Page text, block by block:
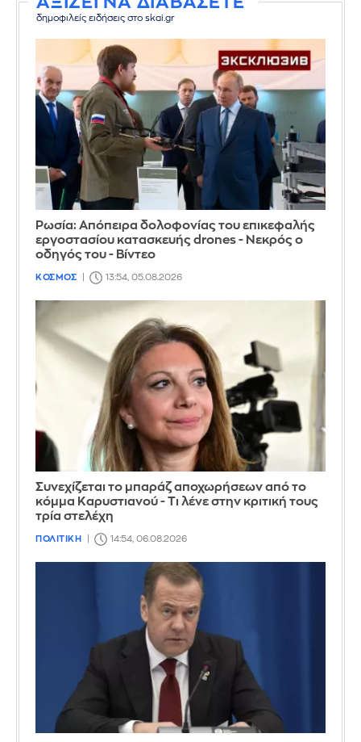
δημοφιλείς ειδήσεις στο skai.gr
Ρωσία: Απόπειρα δολοφονίας του επικεφαλής
εργοστασίου κατασκευής drones - Νεκρός ο
οδηγός του - Βίντεο
ΚΟΣΜΟΣ 13:54, 05.08.2026
Συνεχίζεται το μπαράζ αποχωρήσεων από το
κόμμα Καρυστιανού - Τι λένε στην κριτική τους
τρία στελέχη
ΠΟΛΙΤΙΚΗ 14:54, 06.08.2026